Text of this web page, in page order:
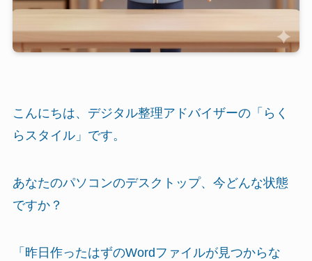
こんにちは、デジタル整理アドバイザーの「らく
らスタイル」です。
あなたのパソコンのデスクトップ、今どんな状態
ですか？
「昨日作ったはずのWordファイルが見つからな